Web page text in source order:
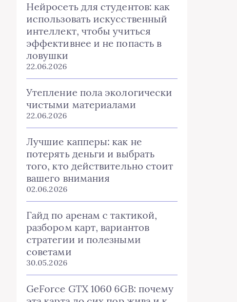
Нейросеть для студентов: как
использовать искусственный
интеллект, чтобы учиться
эффективнее и не попасть в
ловушки
22.06.2026
Утепление пола экологически
чистыми материалами
22.06.2026
Лучшие капперы: как не
потерять деньги и выбрать
того, кто действительно стоит
вашего внимания
02.06.2026
Гайд по аренам с тактикой,
разбором карт, вариантов
стратегии и полезными
советами
30.05.2026
GeForce GTX 1060 6GB: почему